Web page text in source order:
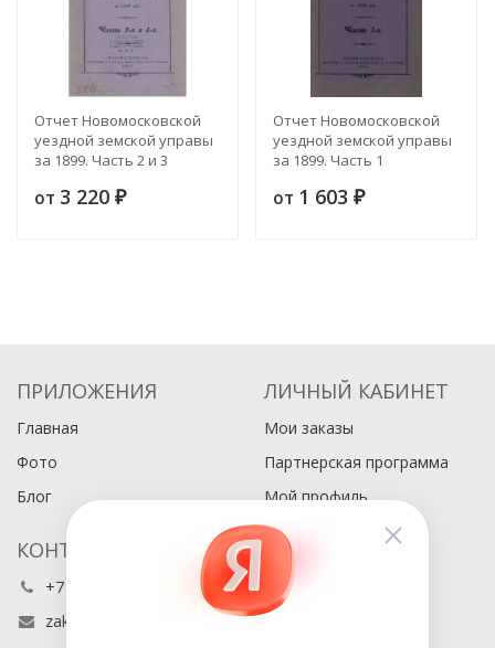
Отчет Новомосковской
уездной земской управы
за 1899. Часть 2 и 3
от 3 220 ₽
Отчет Новомосковской
уездной земской управы
за 1899. Часть 1
от 1 603 ₽
ПРИЛОЖЕНИЯ
Главная
Фото
Блог
ЛИЧНЫЙ КАБИНЕТ
Мои заказы
Партнерская программа
Мой профиль
КОНТАКТЫ
+7 (495) 486-80-76
zakaz@buyabook.ru